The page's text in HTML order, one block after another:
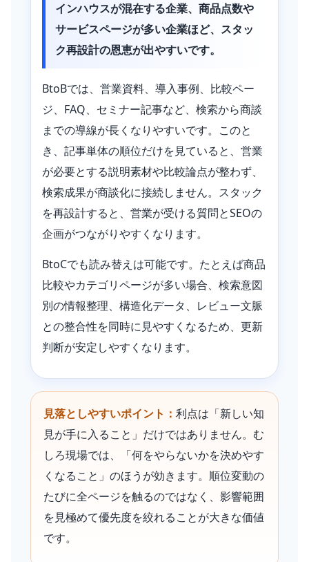
インハウスが混在する企業、商品点数や
サービスページが多い企業ほど、スタッ
ク再設計の恩恵が出やすいです。
BtoBでは、営業資料、導入事例、比較ペー
ジ、FAQ、セミナー記事など、検索から商談
までの導線が長くなりやすいです。このと
き、記事単体の順位だけを見ていると、営業
が必要とする説明素材や比較論点が整わず、
検索成果が商談化に接続しません。スタック
を再設計すると、営業が受ける質問とSEOの
企画がつながりやすくなります。
BtoCでも読み替えは可能です。たとえば商品
比較やカテゴリページが多い場合、検索意図
別の情報整理、構造化データ、レビュー文脈
との整合性を同時に見やすくなるため、更新
判断が安定しやすくなります。
見落としやすいポイント： 利点は「新しい知
見が手に入ること」だけではありません。む
しろ現場では、「何をやらないかを決めやす
くなること」のほうが効きます。順位変動の
たびに全ページを触るのではなく、影響範囲
を見極めて優先度を絞れることが大きな価値
です。